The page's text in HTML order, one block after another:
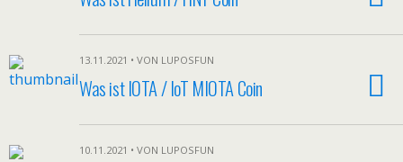
13.11.2021 • VON LUPOSFUN
Was ist IOTA / IoT MIOTA Coin
10.11.2021 • VON LUPOSFUN